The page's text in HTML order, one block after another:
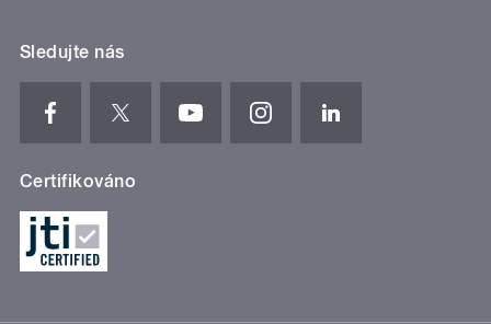
Sledujte nás
Certifikováno